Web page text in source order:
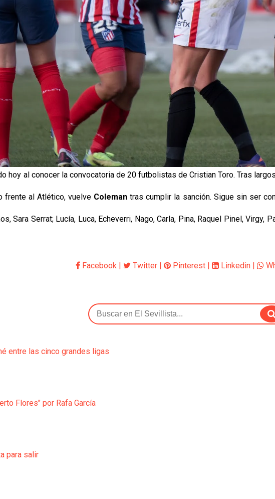
hoy al conocer la convocatoria de 20 futbolistas de Cristian Toro. Tras
frente al Atlético, vuelve Coleman tras cumplir la sanción. Sigue sin ser
Sara Serrat; Lucía, Luca, Echeverri, Nago, Carla, Pina, Raquel Pinel, Virgy,
Facebook | Twitter | Pinterest | Linkedin |
entre las cinco grandes ligas
Flores" por Rafa García
para salir